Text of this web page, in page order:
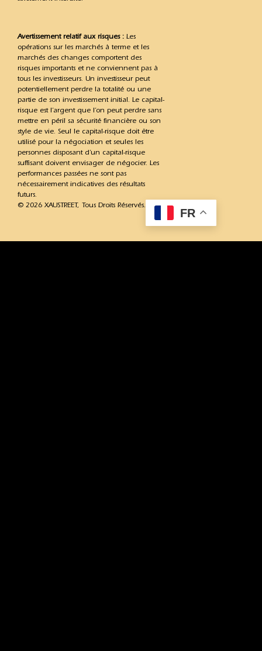
Avertissement relatif aux risques : Les
opérations sur les marchés à terme et les
marchés des changes comportent des
risques importants et ne conviennent pas à
tous les investisseurs. Un investisseur peut
potentiellement perdre la totalité ou une
partie de son investissement initial. Le capital-
risque est l’argent que l’on peut perdre sans
mettre en péril sa sécurité financière ou son
style de vie. Seul le capital-risque doit être
utilisé pour la négociation et seules les
personnes disposant d’un capital-risque
suffisant doivent envisager de négocier. Les
performances passées ne sont pas
nécessairement indicatives des résultats
futurs.
© 2026 XAUSTREET, Tous Droits Réservés.
FR